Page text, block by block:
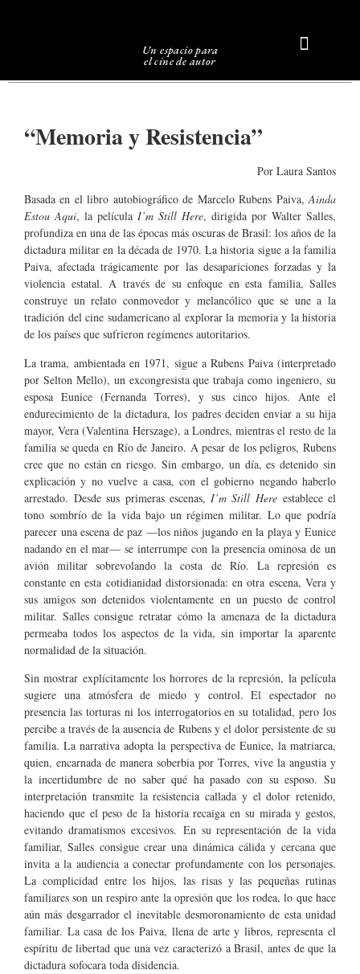
Un espacio para
el cine de autor
“Memoria y Resistencia”
Por Laura Santos
Basada en el libro autobiográfico de Marcelo Rubens Paiva,Ainda
Estou Aqui, la película I’m Still Here, dirigida por Walter Salles,
profundiza en una de las épocas más oscuras de Brasil: los años de la
dictadura militar en la década de 1970. La historia sigue a la familia
Paiva, afectada trágicamente por las desapariciones forzadas y la
violencia estatal. A través de su enfoque en esta familia, Salles
construye un relato conmovedor y melancólico que se une a la
tradición del cine sudamericano al explorar la memoria y la historia
de los países que sufrieron regímenes autoritarios.
La trama, ambientada en 1971, sigue a Rubens Paiva (interpretado
por Selton Mello), un excongresista que trabaja como ingeniero, su
esposa Eunice (Fernanda Torres), y sus cinco hijos. Ante el
endurecimiento de la dictadura, los padres deciden enviar a su hija
mayor, Vera (Valentina Herszage), a Londres, mientras el resto de la
familia se queda en Río de Janeiro. A pesar de los peligros, Rubens
cree que no están en riesgo. Sin embargo, un día, es detenido sin
explicación y no vuelve a casa, con el gobierno negando haberlo
arrestado. Desde sus primeras escenas, I’m Still Hereestablece el
tono sombrío de la vida bajo un régimen militar. Lo que podría
parecer una escena de paz —los niños jugando en la playa y Eunice
nadando en el mar— se interrumpe con la presencia ominosa de un
avión militar sobrevolando la costa de Río. La represión es
constante en esta cotidianidad distorsionada: en otra escena, Vera y
sus amigos son detenidos violentamente en un puesto de control
militar. Salles consigue retratar cómo la amenaza de la dictadura
permeaba todos los aspectos de la vida, sin importar la aparente
normalidad de la situación.
Sin mostrar explícitamente los horrores de la represión, la película
sugiere una atmósfera de miedo y control. El espectador no
presencia las torturas ni los interrogatorios en su totalidad, pero los
percibe a través de la ausencia de Rubens y el dolor persistente de su
familia. La narrativa adopta la perspectiva de Eunice, la matriarca,
quien, encarnada de manera soberbia por Torres, vive la angustia y
la incertidumbre de no saber qué ha pasado con su esposo. Su
interpretación transmite la resistencia callada y el dolor retenido,
haciendo que el peso de la historia recaiga en su mirada y gestos,
evitando dramatismos excesivos. En su representación de la vida
familiar, Salles consigue crear una dinámica cálida y cercana que
invita a la audiencia a conectar profundamente con los personajes.
La complicidad entre los hijos, las risas y las pequeñas rutinas
familiares son un respiro ante la opresión que los rodea, lo que hace
aún más desgarrador el inevitable desmoronamiento de esta unidad
familiar. La casa de los Paiva, llena de arte y libros, representa el
espíritu de libertad que una vez caracterizó a Brasil, antes de que la
dictadura sofocara toda disidencia.